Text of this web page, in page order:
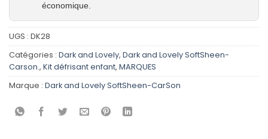
économique.
UGS : DK28
Catégories : Dark and Lovely, Dark and Lovely SoftSheen-
Carson., Kit défrisant enfant, MARQUES
Marque : Dark and Lovely SoftSheen-CarSon